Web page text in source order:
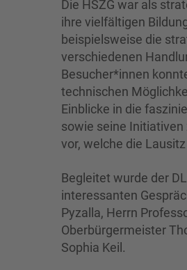
Die HSZG war als
ihre vielfältigen
beispielsweise die
verschiedenen
Besucher*innen
technischen
Einblicke in die
sowie seine
vor, welche die
Begleitet wurde der
interessanten
Pyzalla, Herrn
Oberbürgermeister
Sophia Keil.